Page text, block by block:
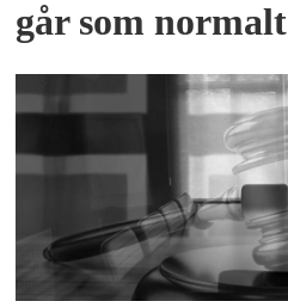
går som normalt